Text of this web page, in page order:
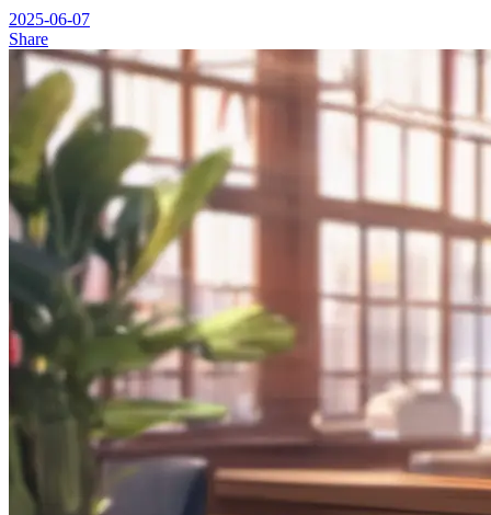
2025-06-07
Share